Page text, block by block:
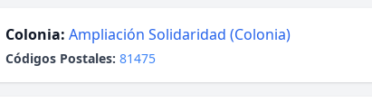
Colonia: Ampliación Solidaridad (Colonia)
Códigos Postales: 81475